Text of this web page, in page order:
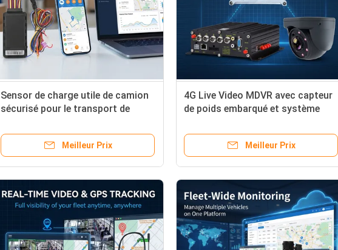
Sensor de charge utile de camion
sécurisé pour le transport de
système de suivi GPS anti-tamper
Meilleur Prix
4G Live Video MDVR avec capteur
de poids embarqué et système
gestion de flotte
Meilleur Prix